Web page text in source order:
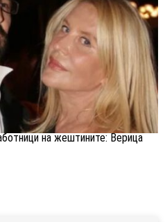
на жештините: Верица